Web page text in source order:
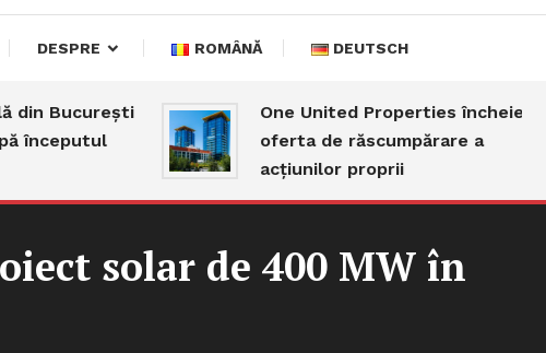
DESPRE ROMÂNĂ DEUTSCH
București
One United Properties încheie
oferta de răscumpărare a
acțiunilor proprii
solar de 400 MW în